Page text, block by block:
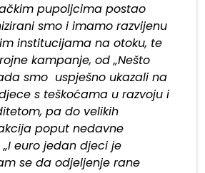
pupoljcima postao
smo i imamo razvijenu
institucijama na otoku, te
kampanje, od „Nešto
smo uspješno ukazali na
s teškoćama u razvoju i
pa do velikih
poput nedavne
euro jedan djeci je
se da odjeljenje rane